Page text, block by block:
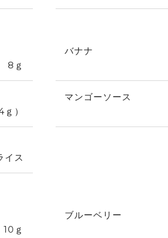
8ｇ
）
イス
バナナ
マンゴーソース
10ｇ
ブルーベリー